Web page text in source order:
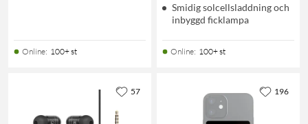
Online: 100+ st
Smidig solcellsladdning och
inbyggd ficklampa
Online: 100+ st
57 196